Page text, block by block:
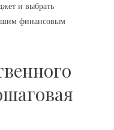
и выбрать
финансовым